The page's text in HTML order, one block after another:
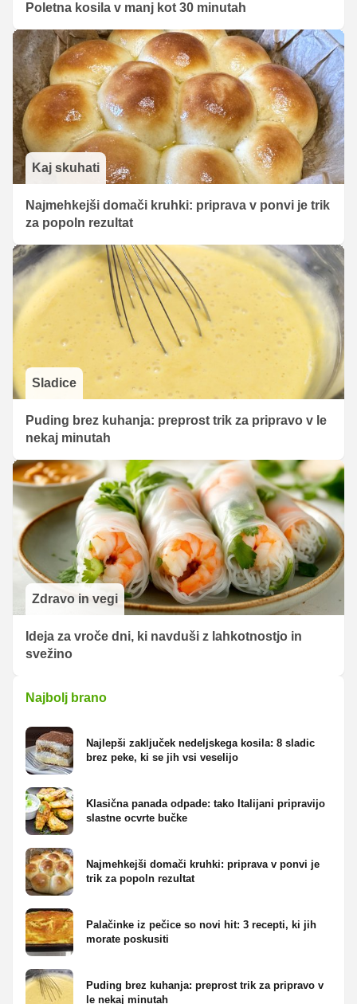
Poletna kosila v manj kot 30 minutah
Kaj skuhati
Najmehkejši domači kruhki: priprava v ponvi je trik
za popoln rezultat
Sladice
Puding brez kuhanja: preprost trik za pripravo v le
nekaj minutah
Zdravo in vegi
Ideja za vroče dni, ki navduši z lahkotnostjo in
svežino
Najbolj brano
Najlepši zaključek nedeljskega kosila: 8 sladic
brez peke, ki se jih vsi veselijo
Klasična panada odpade: tako Italijani pripravijo
slastne ocvrte bučke
Najmehkejši domači kruhki: priprava v ponvi je
trik za popoln rezultat
Palačinke iz pečice so novi hit: 3 recepti, ki jih
morate poskusiti
Puding brez kuhanja: preprost trik za pripravo v
le nekaj minutah